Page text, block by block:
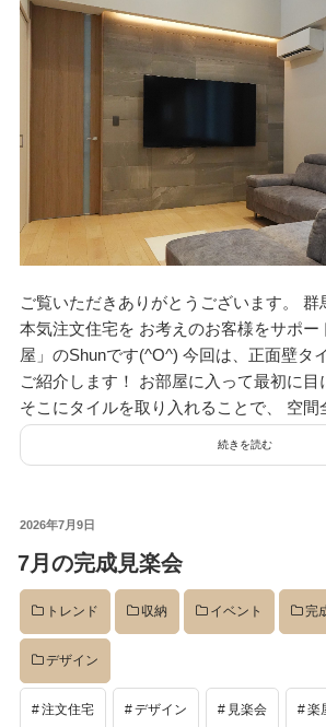
ご覧いただきありがとうございます。
本気注文住宅を お考えのお客様をサポー
屋」のShunです(^O^) 今回は、正面壁タ
ご紹介します！ お部屋に入って最初に目
そこにタイルを取り入れることで、 空
続きを読む
投
日:
2026年7月9日
7月の完成見楽会
トレンド 収納 イベント 完
デザイン
注文住宅 デザイン 見楽会 楽
設計
デザイン
設計グループ
新商品
ホームページ
未分類